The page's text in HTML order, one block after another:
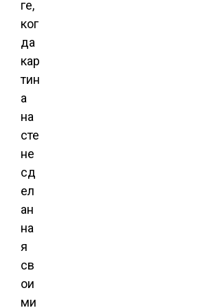
ге,
ког
да
кар
тин
а
на
сте
не
сд
ел
ан
на
я
св
ои
ми